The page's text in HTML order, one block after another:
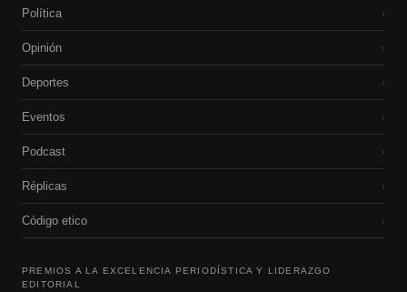
Política ›
Opinión ›
Deportes ›
Eventos ›
Podcast ›
Réplicas ›
Código etico ›
PREMIOS A LA EXCELENCIA PERIODÍSTICA Y LIDERAZGO
EDITORIAL